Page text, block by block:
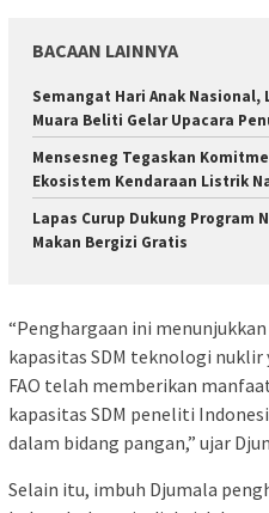
BACAAN LAINNYA
Semangat Hari Anak Nasional,
Muara Beliti Gelar Upacara
Mensesneg Tegaskan
Ekosistem Kendaraan Listrik
Lapas Curup Dukung Program
Makan Bergizi Gratis
“Penghargaan ini
kapasitas SDM teknologi nuklir
FAO telah memberikan
kapasitas SDM peneliti
dalam bidang pangan,” ujar
Selain itu, imbuh Djumala